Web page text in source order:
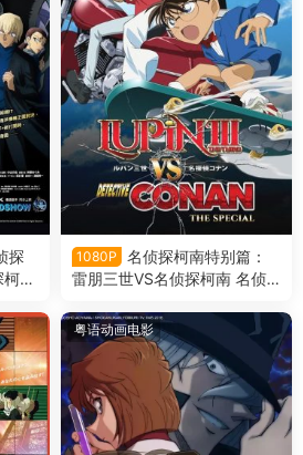
探
南
1080P
名侦探柯南特别篇：
雷朋三世VS名侦探柯南 名侦
侦探柯南粤语版
粤语动画电影